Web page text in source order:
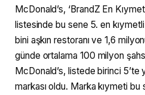
McDonald’s, ‘BrandZ En
listesinde bu sene 5. en
bini aşkın restoranı ve 1,6
günde ortalama 100 milyon
McDonald’s, listede birinci
markası oldu. Marka kıymeti bu